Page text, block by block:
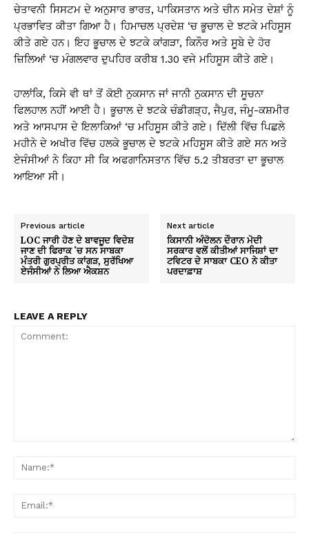
ਚੇਤਾਵਨੀ ਸਿਸਟਮ ਦੇ ਅਨੁਸਾਰ ਭਾਰਤ, ਪਾਕਿਸਤਾਨ ਅਤੇ ਚੀਨ ਸਮੇਤ ਦੇਸ਼ਾਂ ਨੂੰ
ਪ੍ਰਭਾਵਿਤ ਕੀਤਾ ਗਿਆ ਹੈ। ਹਿਮਾਚਲ ਪ੍ਰਦੇਸ਼ ‘ਚ ਭੂਚਾਲ ਦੇ ਝਟਕੇ ਮਹਿਸੂਸ
ਕੀਤੇ ਗਏ ਹਨ। ਇਹ ਭੂਚਾਲ ਦੇ ਝਟਕੇ ਕਾਂਗੜਾ, ਕਿਨੌਰ ਅਤੇ ਸੂਬੇ ਦੇ ਹੋਰ
ਜ਼ਿਲਿਆਂ ‘ਚ ਮੰਗਲਵਾਰ ਦੁਪਹਿਰ ਕਰੀਬ 1.30 ਵਜੇ ਮਹਿਸੂਸ ਕੀਤੇ ਗਏ।
ਹਾਲਾਂਕਿ, ਕਿਸੇ ਵੀ ਥਾਂ ਤੋਂ ਕੋਈ ਨੁਕਸਾਨ ਜਾਂ ਜਾਨੀ ਨੁਕਸਾਨ ਦੀ ਸੂਚਨਾ
ਫਿਲਹਾਲ ਨਹੀਂ ਆਈ ਹੈ। ਭੂਚਾਲ ਦੇ ਝਟਕੇ ਚੰਡੀਗੜ੍ਹ, ਜੈਪੁਰ, ਜੰਮੂ-ਕਸ਼ਮੀਰ
ਅਤੇ ਆਸਪਾਸ ਦੇ ਇਲਾਕਿਆਂ ‘ਚ ਮਹਿਸੂਸ ਕੀਤੇ ਗਏ। ਦਿੱਲੀ ਵਿੱਚ ਪਿਛਲੇ
ਮਹੀਨੇ ਦੇ ਅਖੀਰ ਵਿੱਚ ਹਲਕੇ ਭੂਚਾਲ ਦੇ ਝਟਕੇ ਮਹਿਸੂਸ ਕੀਤੇ ਗਏ ਸਨ ਅਤੇ
ਏਜੰਸੀਆਂ ਨੇ ਕਿਹਾ ਸੀ ਕਿ ਅਫਗਾਨਿਸਤਾਨ ਵਿੱਚ 5.2 ਤੀਬਰਤਾ ਦਾ ਭੂਚਾਲ
ਆਇਆ ਸੀ।
Previous article
LOC ਜਾਰੀ ਹੋਣ ਦੇ ਬਾਵਜੂਦ ਵਿਦੇਸ਼
ਜਾਣ ਦੀ ਫਿਰਾਕ ‘ਚ ਸਨ ਸਾਬਕਾ
ਮੰਤਰੀ ਗੁਰਪ੍ਰੀਤ ਕਾਂਗੜ, ਸੁਰੱਖਿਆ
ਏਜੰਸੀਆਂ ਨੇ ਲਿਆ ਐਕਸ਼ਨ
Next article
ਕਿਸਾਨੀ ਅੰਦੋਲਨ ਦੌਰਾਨ ਮੋਦੀ
ਸਰਕਾਰ ਵਲੋਂ ਕੀਤੀਆਂ ਸਾਜਿਸ਼ਾਂ ਦਾ
ਟਵਿਟਰ ਦੇ ਸਾਬਕਾ CEO ਨੇ ਕੀਤਾ
ਪਰਦਾਫ਼ਾਸ਼
LEAVE A REPLY